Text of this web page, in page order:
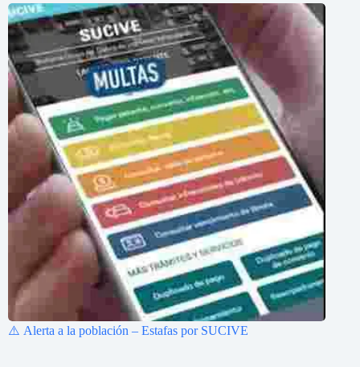
⚠️ Alerta a la población – Estafas por SUCIVE